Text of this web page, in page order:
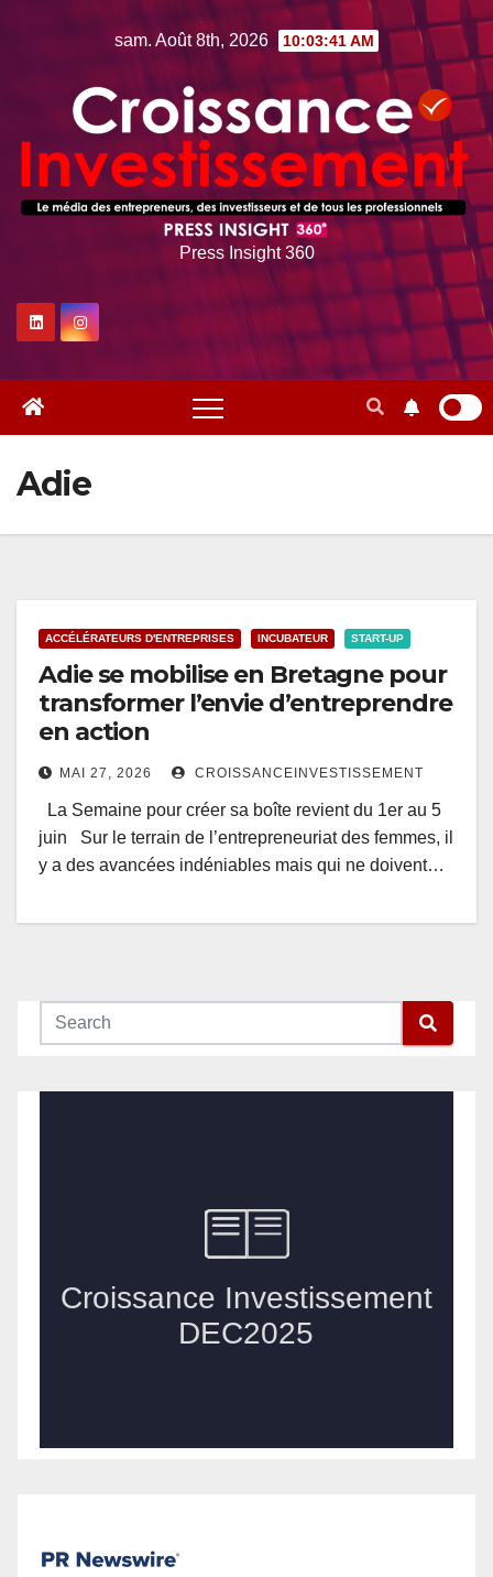
sam. Août 8th, 2026 10:03:42 AM
Press Insight 360
Adie
ACCÉLÉRATEURS D'ENTREPRISES INCUBATEUR START-UP
Adie se mobilise en Bretagne pour
transformer l’envie d’entreprendre
en action
MAI 27, 2026 CROISSANCEINVESTISSEMENT
La Semaine pour créer sa boîte revient du 1er au 5
juin Sur le terrain de l’entrepreneuriat des femmes, il
y a des avancées indéniables mais qui ne doivent…